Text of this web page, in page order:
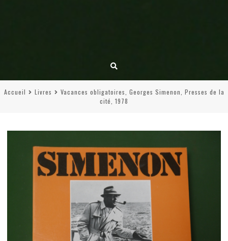
Accueil Livres
Vacances obligatoires, Georges Simenon, Presses de la
cité, 1978